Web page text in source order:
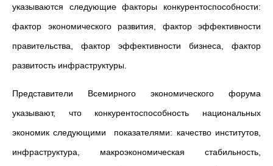
указываются следующие факторы конкурентоспособности:
фактор экономического развития, фактор эффективности
правительства, фактор эффективности бизнеса, фактор
развитость инфраструктуры.
Представители Всемирного экономического форума
указывают, что конкурентоспособность национальных
экономик следующими показателями: качество институтов,
инфраструктура, макроэкономическая стабильность,